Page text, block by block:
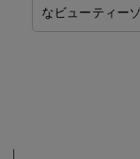
世界21ヶ国34拠
ニー スターツ